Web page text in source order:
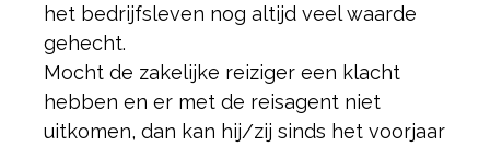
het bedrijfsleven nog altijd veel waarde
gehecht.
Mocht de zakelijke reiziger een klacht
hebben en er met de reisagent niet
uitkomen, dan kan hij/zij sinds het voorjaar